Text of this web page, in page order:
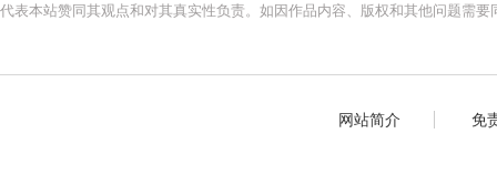
代表本站赞同其观点和对其真实性负责。如因作品内容、版权和其他问题需
网站简介 免